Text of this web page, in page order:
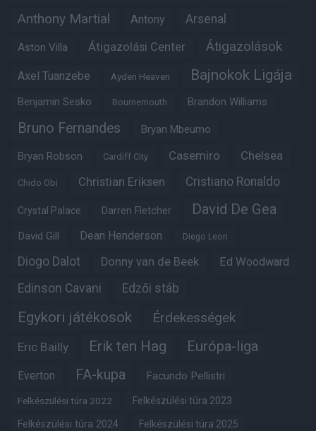
Anthony Martial Antony Arsenal
Aston Villa Átigazolási Center Átigazolások
Axel Tuanzebe Ayden Heaven Bajnokok Ligája
Benjamin Sesko Bournemouth Brandon Williams
Bruno Fernandes Bryan Mbeumo
Bryan Robson Cardiff City Casemiro Chelsea
Chido Obi Christian Eriksen Cristiano Ronaldo
Crystal Palace Darren Fletcher David De Gea
David Gill Dean Henderson Diego Leon
Diogo Dalot Donny van de Beek Ed Woodward
Edinson Cavani Edzői stáb
Egykori játékosok Érdekességek
Eric Bailly Erik ten Hag Európa-liga
Everton FA-kupa Facundo Pellistri
Felkészülési túra 2022 Felkészülési túra 2023
Felkészülési túra 2024 Felkészülési túra 2025